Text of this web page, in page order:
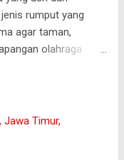
Kami
rumput
Jepang (Zoysia
taman minimalis.
Rumput Be...
rumput yang
agar taman,
olahraga
rumput
dengan
Jawa Timur,